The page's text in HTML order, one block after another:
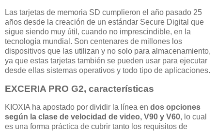
Las tarjetas de memoria SD cumplieron el año pasado 25
años desde la creación de un estándar Secure Digital que
sigue siendo muy útil, cuando no imprescindible, en la
tecnología mundial. Son centenares de millones los
dispositivos que las utilizan y no solo para almacenamiento,
ya que estas tarjetas también se pueden usar para ejecutar
desde ellas sistemas operativos y todo tipo de aplicaciones.
EXCERIA PRO G2, características
KIOXIA ha apostado por dividir la línea en dos opciones
según la clase de velocidad de video, V90 y V60, lo cual
es una forma práctica de cubrir tanto los requisitos de